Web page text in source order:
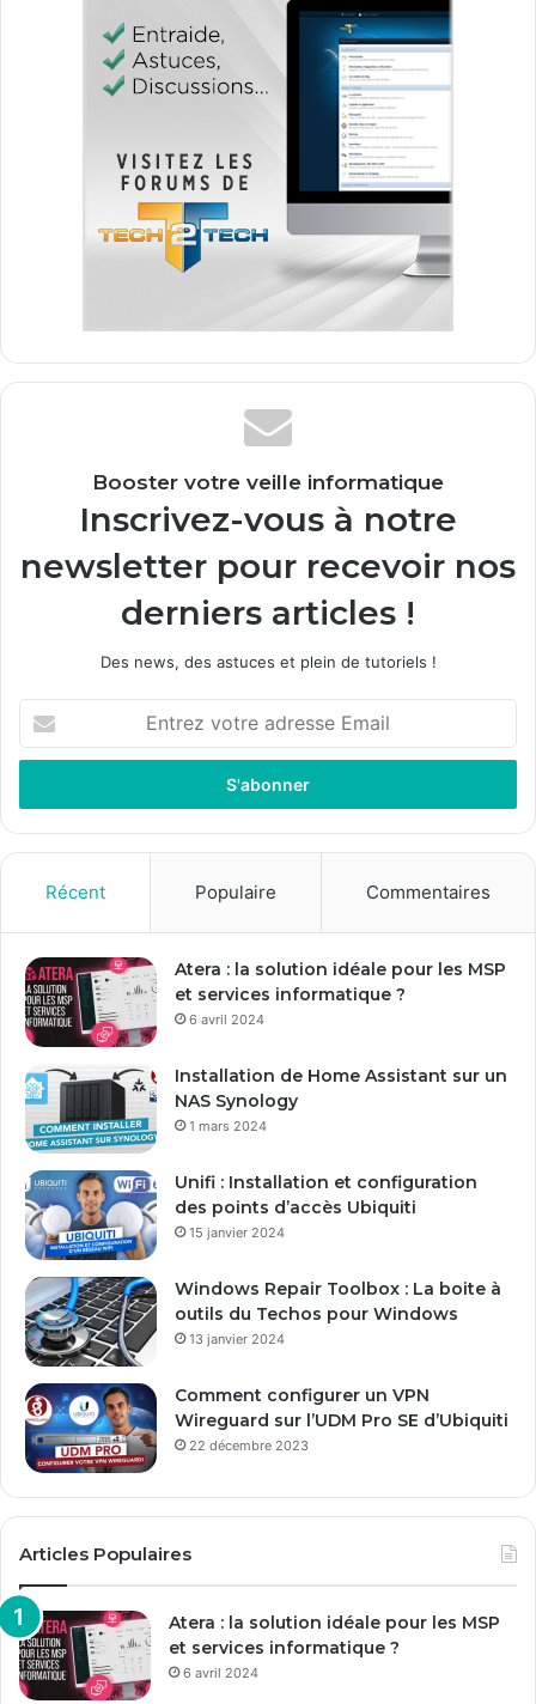
Booster votre veille informatique
Inscrivez-vous à notre
newsletter pour recevoir nos
derniers articles !
Des news, des astuces et plein de tutoriels !
t
e
z
r
e
a
d
s
e
m
a
Récent Populaire Commentaires
Atera : la solution idéale pour les MSP
et services informatique ?
6 avril 2024
Installation de Home Assistant sur un
NAS Synology
1 mars 2024
Unifi : Installation et configuration
des points d’accès Ubiquiti
15 janvier 2024
Windows Repair Toolbox : La boite à
outils du Techos pour Windows
13 janvier 2024
Comment configurer un VPN
Wireguard sur l’UDM Pro SE d’Ubiquiti
22 décembre 2023
Articles Populaires
Atera : la solution idéale pour les MSP
et services informatique ?
6 avril 2024